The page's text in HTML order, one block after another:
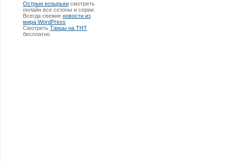
Острые козырьки смотреть
онлайн все сезоны и серии.
Всегда свежие новости из
мира WordPress
Смотреть Танцы на ТНТ
бесплатно